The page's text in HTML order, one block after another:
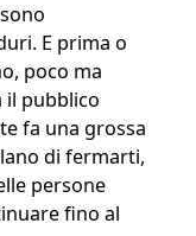
E prima o
poco ma
il pubblico
fa una grossa
di fermarti,
persone
fino al